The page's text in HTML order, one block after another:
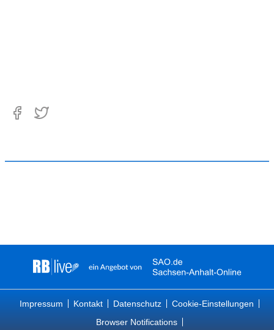
Impressum Kontakt Datenschutz
Cookie-Einstellungen
Browser Notifications